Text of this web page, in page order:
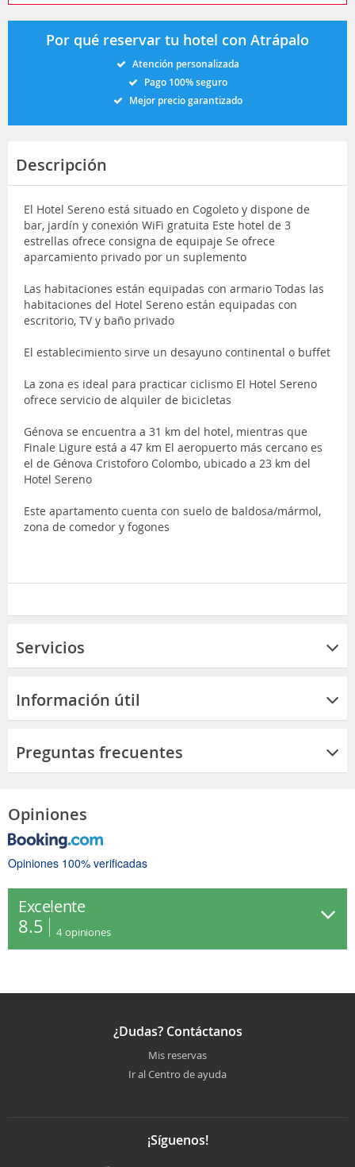
Por qué reservar tu hotel con Atrápalo
Atención personalizada
Pago 100% seguro
Mejor precio garantizado
Descripción
El Hotel Sereno está situado en Cogoleto y dispone de
bar, jardín y conexión WiFi gratuita Este hotel de 3
estrellas ofrece consigna de equipaje Se ofrece
aparcamiento privado por un suplemento
Las habitaciones están equipadas con armario Todas las
habitaciones del Hotel Sereno están equipadas con
escritorio, TV y baño privado
El establecimiento sirve un desayuno continental o buffet
La zona es ideal para practicar ciclismo El Hotel Sereno
ofrece servicio de alquiler de bicicletas
Génova se encuentra a 31 km del hotel, mientras que
Finale Ligure está a 47 km El aeropuerto más cercano es
el de Génova Cristoforo Colombo, ubicado a 23 km del
Hotel Sereno
Este apartamento cuenta con suelo de baldosa/mármol,
zona de comedor y fogones
Servicios
Información útil
Preguntas frecuentes
Opiniones
Opiniones 100% verificadas
Excelente
8.5 4 opiniones
¿Dudas? Contáctanos
Mis reservas
Ir al Centro de ayuda
¡Síguenos!